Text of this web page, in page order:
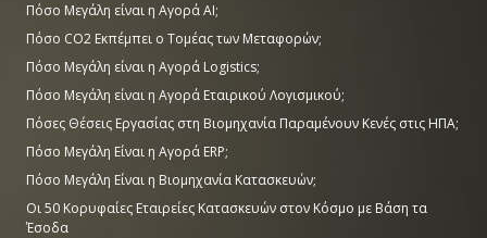
Πόσο Μεγάλη είναι η Αγορά AI;
Πόσο CO2 Εκπέμπει ο Τομέας των Μεταφορών;
Πόσο Μεγάλη είναι η Αγορά Logistics;
Πόσο Μεγάλη είναι η Αγορά Εταιρικού Λογισμικού;
Πόσες Θέσεις Εργασίας στη Βιομηχανία Παραμένουν Κενές στις ΗΠΑ;
Πόσο Μεγάλη Είναι η Αγορά ERP;
Πόσο Μεγάλη Είναι η Βιομηχανία Κατασκευών;
Οι 50 Κορυφαίες Εταιρείες Κατασκευών στον Κόσμο με Βάση τα
Έσοδα